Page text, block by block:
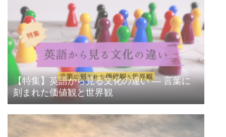
【特集】英語から見る文化の違い ― 言葉に
刻まれた価値観と世界観